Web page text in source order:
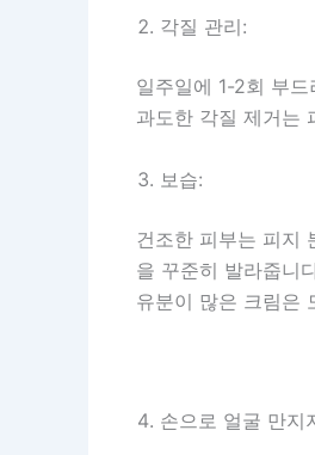
각질 관리:
일주일에 1-2회 부
과도한 각질 제거는
보습:
건조한 피부는 피지
을 꾸준히 발라줍니
유분이 많은 크림은
손으로 얼굴 만지